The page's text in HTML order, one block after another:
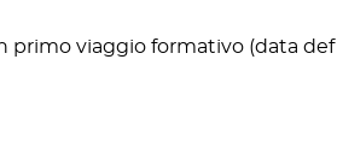
primo viaggio formativo (data